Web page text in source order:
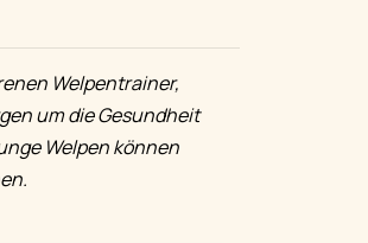
Welpentrainer,
um die Gesundheit
Welpen können